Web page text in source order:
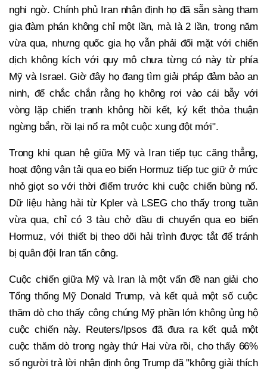
nghi ngờ. Chính phủ Iran nhận định họ đã sẵn sàng tham
gia đàm phán không chỉ một lần, mà là 2 lần, trong năm
vừa qua, nhưng quốc gia họ vẫn phải đối mặt với chiến
dịch không kích với quy mô chưa từng có này từ phía
Mỹ và Israel. Giờ đây họ đang tìm giải pháp đảm bảo an
ninh, để chắc chắn rằng họ không rơi vào cái bẫy với
vòng lặp chiến tranh không hồi kết, ký kết thỏa thuận
ngừng bắn, rồi lại nổ ra một cuộc xung đột mới".
Trong khi quan hệ giữa Mỹ và Iran tiếp tục căng thẳng,
hoạt động vận tải qua eo biển Hormuz tiếp tục giữ ở mức
nhỏ giọt so với thời điểm trước khi cuộc chiến bùng nổ.
Dữ liệu hàng hải từ Kpler và LSEG cho thấy trong tuần
vừa qua, chỉ có 3 tàu chở dầu di chuyển qua eo biển
Hormuz, với thiết bị theo dõi hải trình được tắt để tránh
bị quân đội Iran tấn công.
Cuộc chiến giữa Mỹ và Iran là một vấn đề nan giải cho
Tổng thống Mỹ Donald Trump, và kết quả một số cuộc
thăm dò cho thấy công chúng Mỹ phần lớn không ủng hộ
cuộc chiến này. Reuters/Ipsos đã đưa ra kết quả một
cuộc thăm dò trong ngày thứ Hai vừa rồi, cho thấy 66%
số người trả lời nhận định ông Trump đã "không giải thích